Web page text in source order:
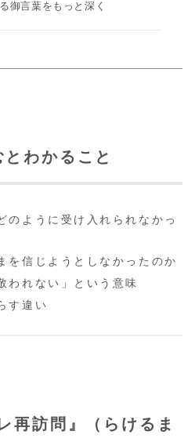
御言葉をもっと深く
わかること
のように受け入れられなかっ
を信じようとしなかったのか
われない」という意味
す違い
再訪問』（らけるま